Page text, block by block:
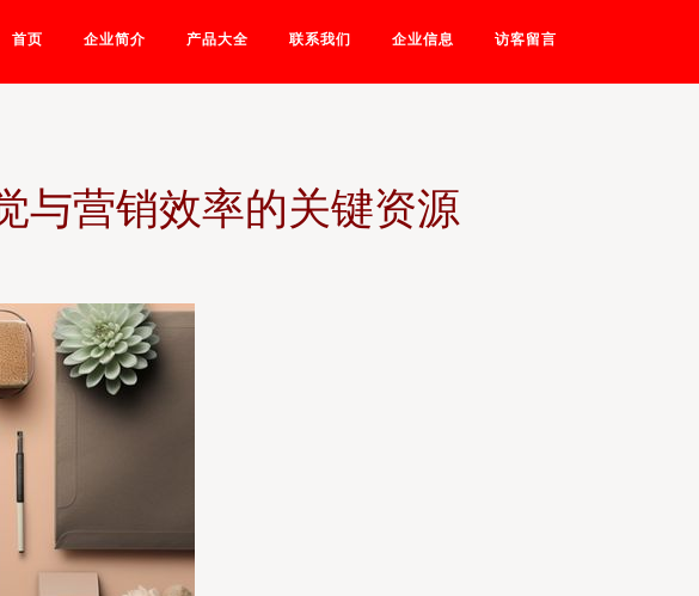
首页 企业简介 产品大全 联系我们 企业信息 访客留言
与营销效率的关键资源